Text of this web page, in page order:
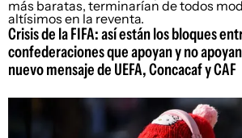
Crisis de la FIFA: así están los bloques
confederaciones que apoyan y no
nuevo mensaje de UEFA, Concacaf y CAF